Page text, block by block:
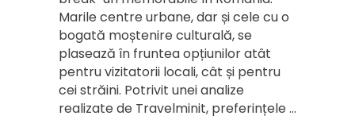
Marile centre urbane, dar și cele cu o
bogată moștenire culturală, se
plasează în fruntea opțiunilor atât
pentru vizitatorii locali, cât și pentru
cei străini. Potrivit unei analize
realizate de Travelminit, preferințele